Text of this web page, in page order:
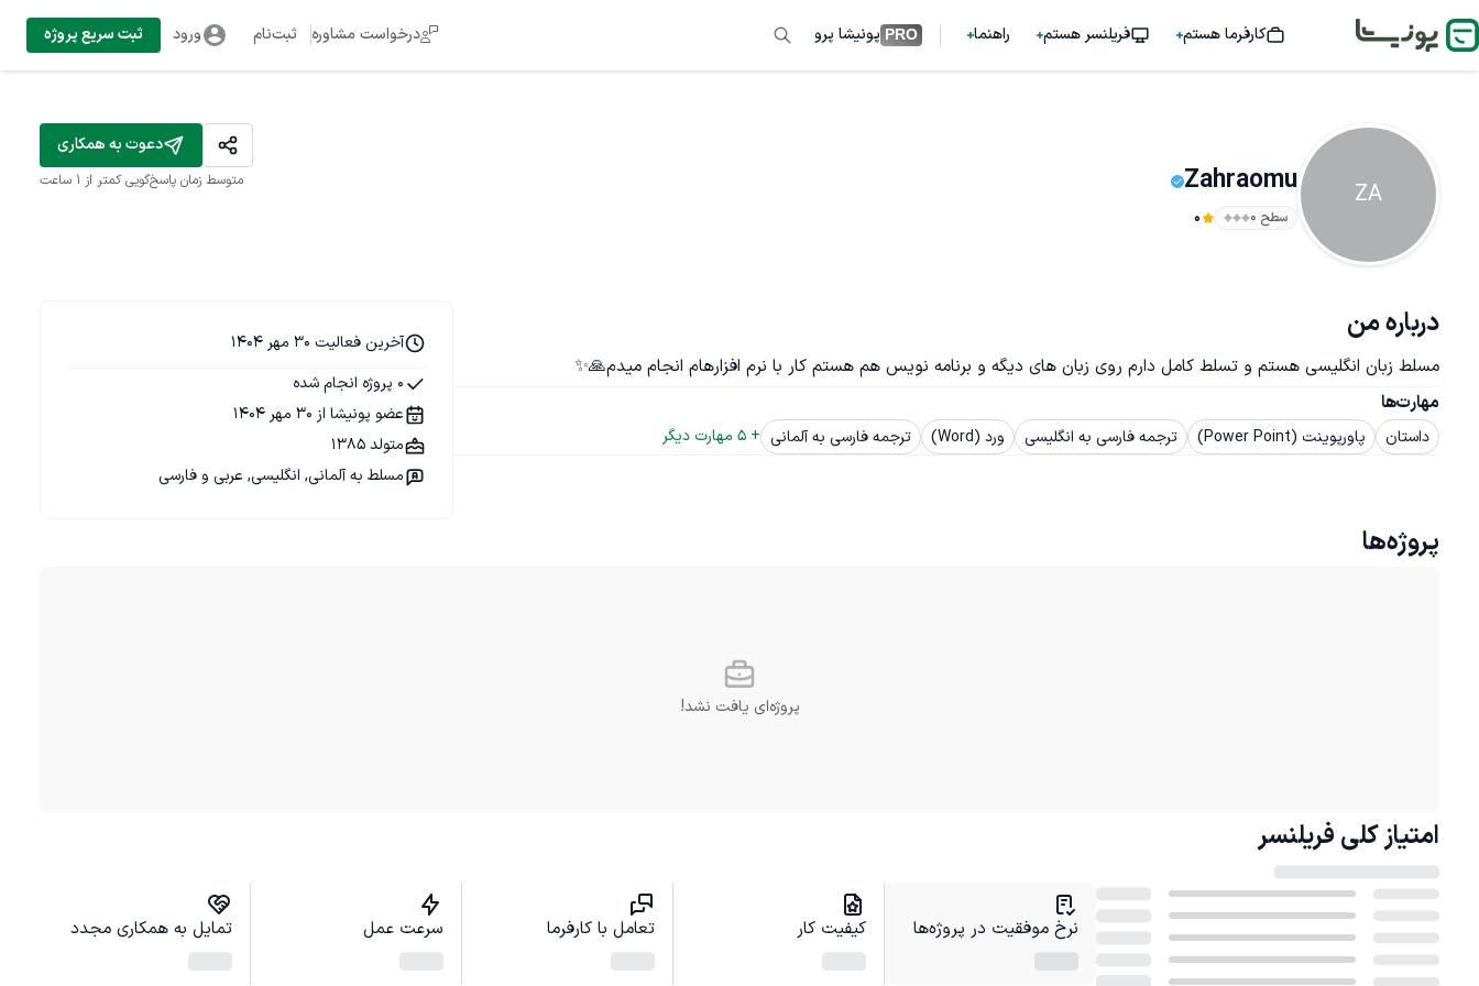
کارفرما هستم فریلنسر هستم راهنما PRO پونیشا پرو درخواست مشاوره ثبت‌نام ورود ثبت سریع پروژه
ZA
Zahraomu
سطح ۰ 0
دعوت به همکاری
متوسط زمان پاسخ‌گویی کمتر از 1 ساعت
درباره من
مسلط زبان انگلیسی هستم و تسلط کامل دارم روی زبان های دیگه و برنامه نویس هم هستم کار با نرم افزارهام انجام میدم🙏✨️
مهارت‌ها
داستان پاورپوینت (Power Point) ترجمه فارسی به انگلیسی ورد (Word) ترجمه فارسی به آلمانی +
5 مهارت دیگر
آخرین فعالیت 30 مهر 1404
0 پروژه انجام شده
عضو پونیشا از 30 مهر 1404
متولد 1385
مسلط به آلمانی, انگلیسی, عربی و فارسی
پروژه‌ها
پروژه‌ای یافت نشد!
امتیاز کلی فریلنسر
نرخ موفقیت در پروژه‌ها کیفیت کار تعامل با کارفرما سرعت عمل تمایل به همکاری مجدد